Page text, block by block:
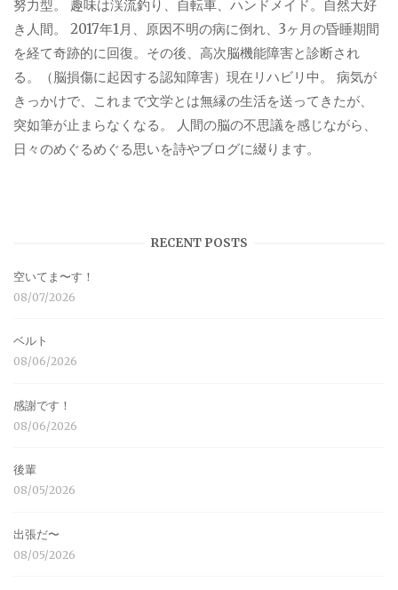
努力型。 趣味は渓流釣り、自転車、ハンドメイド。自然大好
き人間。 2017年1月、原因不明の病に倒れ、3ヶ月の昏睡期間
を経て奇跡的に回復。その後、高次脳機能障害と診断され
る。（脳損傷に起因する認知障害）現在リハビリ中。 病気が
きっかけで、これまで文学とは無縁の生活を送ってきたが、
突如筆が止まらなくなる。 人間の脳の不思議を感じながら、
日々のめぐるめぐる思いを詩やブログに綴ります。
RECENT POSTS
空いてま〜す！
08/07/2026
ベルト
08/06/2026
感謝です！
08/06/2026
後輩
08/05/2026
出張だ〜
08/05/2026